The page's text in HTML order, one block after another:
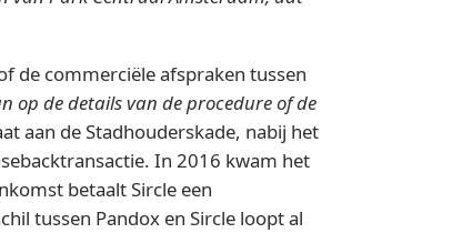
de commerciële afspraken tussen
op de details van de procedure of de
aan de Stadhouderskade, nabij het
In 2016 kwam het
betaalt Sircle een
tussen Pandox en Sircle loopt al